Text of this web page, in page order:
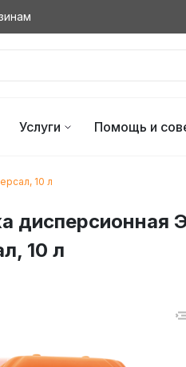
Услуги Помощь и
10 л
дисперсионная
10 л